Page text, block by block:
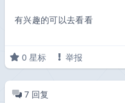
有兴趣的可以去看看
0 星标 举报
7 回复